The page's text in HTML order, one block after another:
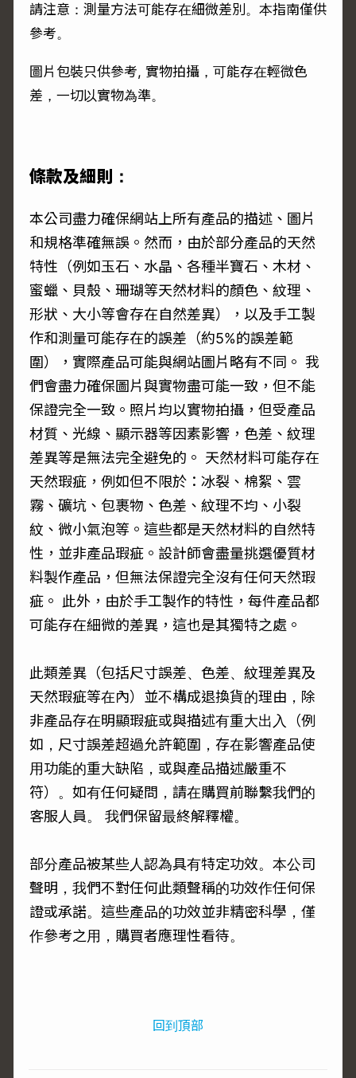
請注意：測量方法可能存在細微差別。本指南僅供
參考。
圖片包裝只供參考, 實物拍攝，可能存在輕微色
差，一切以實物為準。
條款及細則：
本公司盡力確保網站上所有產品的描述、圖片
和規格準確無誤。然而，由於部分產品的天然
特性（例如玉石、水晶、各種半寶石、木材、
蜜蠟、貝殼、珊瑚等天然材料的顏色、紋理、
形狀、大小等會存在自然差異），以及手工製
作和測量可能存在的誤差（約5%的誤差範
圍），實際產品可能與網站圖片略有不同。 我
們會盡力確保圖片與實物盡可能一致，但不能
保證完全一致。照片均以實物拍攝，但受產品
材質、光線、顯示器等因素影響，色差、紋理
差異等是無法完全避免的。 天然材料可能存在
天然瑕疵，例如但不限於：冰裂、棉絮、雲
霧、礦坑、包裹物、色差、紋理不均、小裂
紋、微小氣泡等。這些都是天然材料的自然特
性，並非產品瑕疵。設計師會盡量挑選優質材
料製作產品，但無法保證完全沒有任何天然瑕
疵。 此外，由於手工製作的特性，每件產品都
可能存在細微的差異，這也是其獨特之處。
此類差異（包括尺寸誤差、色差、紋理差異及
天然瑕疵等在內）並不構成退換貨的理由，除
非產品存在明顯瑕疵或與描述有重大出入（例
如，尺寸誤差超過允許範圍，存在影響產品使
用功能的重大缺陷，或與產品描述嚴重不
符）。如有任何疑問，請在購買前聯繫我們的
客服人員。 我們保留最終解釋權。
部分產品被某些人認為具有特定功效。本公司
聲明，我們不對任何此類聲稱的功效作任何保
證或承諾。這些產品的功效並非精密科學，僅
作參考之用，購買者應理性看待。
回到頂部